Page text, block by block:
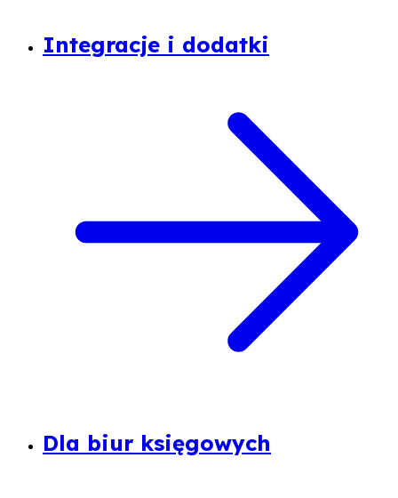
Integracje i dodatki
Dla biur księgowych